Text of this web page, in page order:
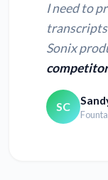
I need to
Sonix
SC